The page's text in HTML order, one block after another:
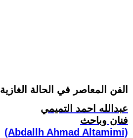
الفن المعاصر في الحالة الغازية
عبدالله احمد التميمي
فنان وباحث
(Abdallh Ahmad Altamimi)